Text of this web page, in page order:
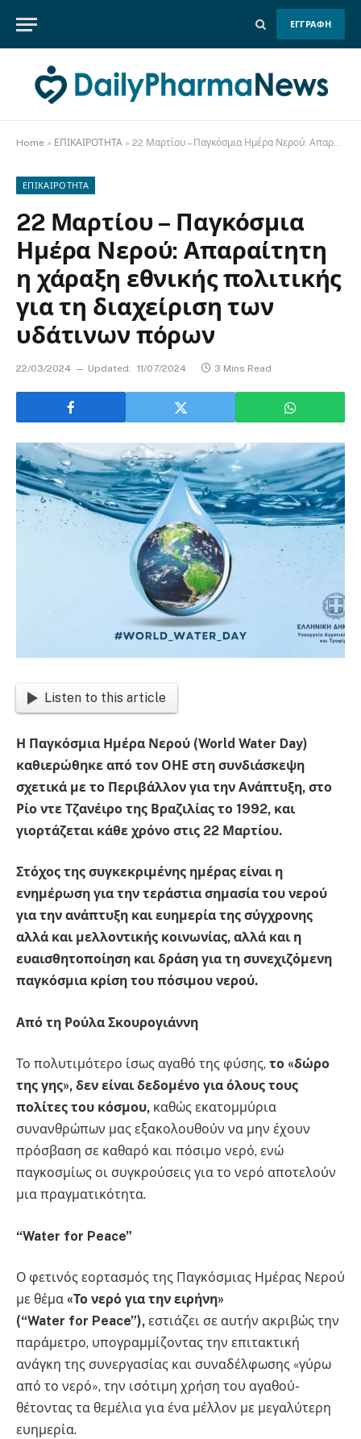
ΕΓΓΡΑΦΗ
Home » ΕΠΙΚΑΙΡΟΤΗΤΑ » 22 Μαρτίου – Παγκόσμια Ημέρα Νερού: Απαραίτητη η χάραξη εθνικής πολιτικής για τη διαχείριση των υδάτινων πόρων
ΕΠΙΚΑΙΡΟΤΗΤΑ
22 Μαρτίου – Παγκόσμια
Ημέρα Νερού: Απαραίτητη
η χάραξη εθνικής πολιτικής
για τη διαχείριση των
υδάτινων πόρων
22/03/2024 Updated: 11/07/2024 3 Mins Read
Listen to this article
Η Παγκόσμια Ημέρα Νερού (World Water Day)
καθιερώθηκε από τον ΟΗΕ στη συνδιάσκεψη
σχετικά με το Περιβάλλον για την Ανάπτυξη, στο
Ρίο ντε Τζανέιρο της Βραζιλίας το 1992, και
γιορτάζεται κάθε χρόνο στις 22 Μαρτίου.
Στόχος της συγκεκριμένης ημέρας είναι η
ενημέρωση για την τεράστια σημασία του νερού
για την ανάπτυξη και ευημερία της σύγχρονης
αλλά και μελλοντικής κοινωνίας, αλλά και η
ευαισθητοποίηση και δράση για τη συνεχιζόμενη
παγκόσμια κρίση του πόσιμου νερού.
Από τη Ρούλα Σκουρογιάννη
Το πολυτιμότερο ίσως αγαθό της φύσης, το «δώρο
της γης», δεν είναι δεδομένο για όλους τους
πολίτες του κόσμου, καθώς εκατομμύρια
συνανθρώπων μας εξακολουθούν να μην έχουν
πρόσβαση σε καθαρό και πόσιμο νερό, ενώ
παγκοσμίως οι συγκρούσεις για το νερό αποτελούν
μια πραγματικότητα.
“Water for Peace”
Ο φετινός εορτασμός της Παγκόσμιας Ημέρας Νερού
με θέμα «Το νερό για την ειρήνη»
(“Water for Peace”), εστιάζει σε αυτήν ακριβώς την
παράμετρο, υπογραμμίζοντας την επιτακτική
ανάγκη της συνεργασίας και συναδέλφωσης «γύρω
από το νερό», την ισότιμη χρήση του αγαθού-
θέτοντας τα θεμέλια για ένα μέλλον με μεγαλύτερη
ευημερία.